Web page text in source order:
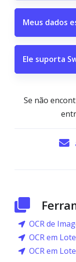
Meus dados
Ele suporta
Se não
OCR de
OCR em
OCR em